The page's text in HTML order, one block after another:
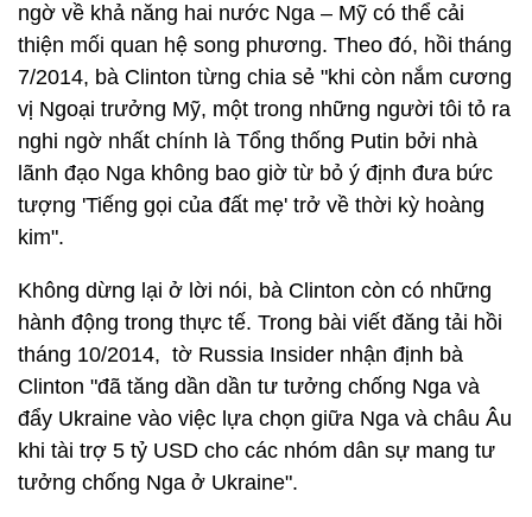
ngờ về khả năng hai nước Nga – Mỹ có thể cải
thiện mối quan hệ song phương. Theo đó, hồi tháng
7/2014, bà Clinton từng chia sẻ "khi còn nắm cương
vị Ngoại trưởng Mỹ, một trong những người tôi tỏ ra
nghi ngờ nhất chính là Tổng thống Putin bởi nhà
lãnh đạo Nga không bao giờ từ bỏ ý định đưa bức
tượng 'Tiếng gọi của đất mẹ' trở về thời kỳ hoàng
kim".
Không dừng lại ở lời nói, bà Clinton còn có những
hành động trong thực tế. Trong bài viết đăng tải hồi
tháng 10/2014, tờ Russia Insider nhận định bà
Clinton "đã tăng dần dần tư tưởng chống Nga và
đẩy Ukraine vào việc lựa chọn giữa Nga và châu Âu
khi tài trợ 5 tỷ USD cho các nhóm dân sự mang tư
tưởng chống Nga ở Ukraine".